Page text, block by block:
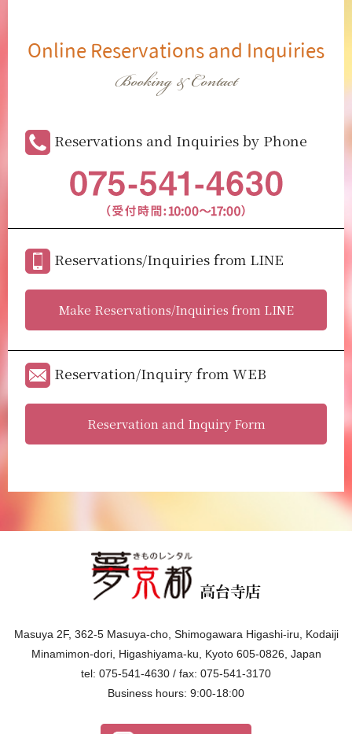
Online Reservations and Inquiries
Booking & Contact
Reservations and Inquiries by Phone
Reservations/Inquiries from LINE
Make Reservations/Inquiries from LINE
Reservation/Inquiry from WEB
Reservation and Inquiry Form
Masuya 2F, 362-5 Masuya-cho, Shimogawara Higashi-iru, Kodaiji
Minamimon-dori, Higashiyama-ku, Kyoto 605-0826, Japan
tel: 075-541-4630 / fax: 075-541-3170
Business hours: 9:00-18:00